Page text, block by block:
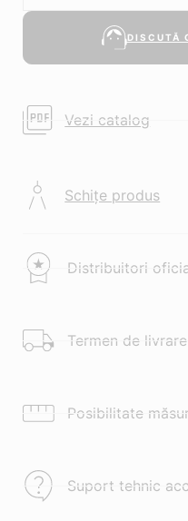
DISCUTĂ
Vezi catalog
Schițe produs
Distribuitori
Termen de
Posibilitate
Suport tehnic